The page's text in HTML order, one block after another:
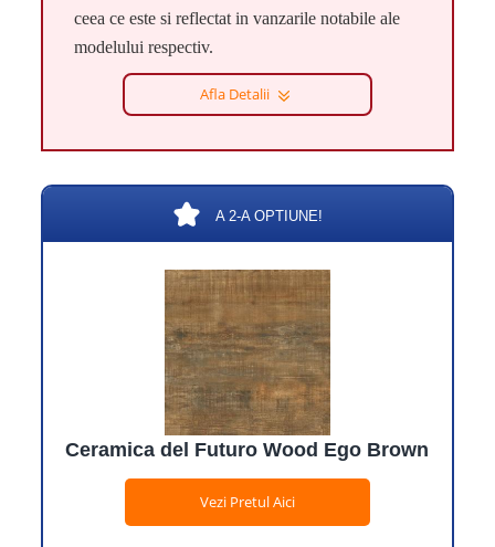
ceea ce este si reflectat in vanzarile notabile ale
modelului respectiv.
Afla Detalii
A 2-A OPTIUNE!
Ceramica del Futuro Wood Ego Brown
Vezi Pretul Aici